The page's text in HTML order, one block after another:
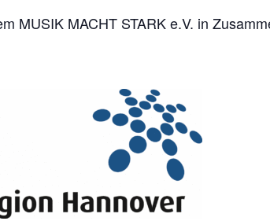
MUSIK MACHT STARK e.V. in